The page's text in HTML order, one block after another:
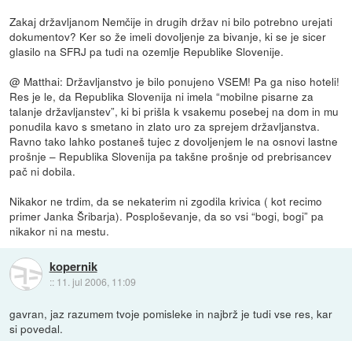
Zakaj državljanom Nemčije in drugih držav ni bilo potrebno urejati
dokumentov? Ker so že imeli dovoljenje za bivanje, ki se je sicer
glasilo na SFRJ pa tudi na ozemlje Republike Slovenije.
@ Matthai: Državljanstvo je bilo ponujeno VSEM! Pa ga niso hoteli!
Res je le, da Republika Slovenija ni imela “mobilne pisarne za
talanje državljanstev”, ki bi prišla k vsakemu posebej na dom in mu
ponudila kavo s smetano in zlato uro za sprejem državljanstva.
Ravno tako lahko postaneš tujec z dovoljenjem le na osnovi lastne
prošnje – Republika Slovenija pa takšne prošnje od prebrisancev
pač ni dobila.
Nikakor ne trdim, da se nekaterim ni zgodila krivica ( kot recimo
primer Janka Šribarja). Posploševanje, da so vsi “bogi, bogi” pa
nikakor ni na mestu.
kopernik
:: 11. jul 2006, 11:09
gavran, jaz razumem tvoje pomisleke in najbrž je tudi vse res, kar
si povedal.